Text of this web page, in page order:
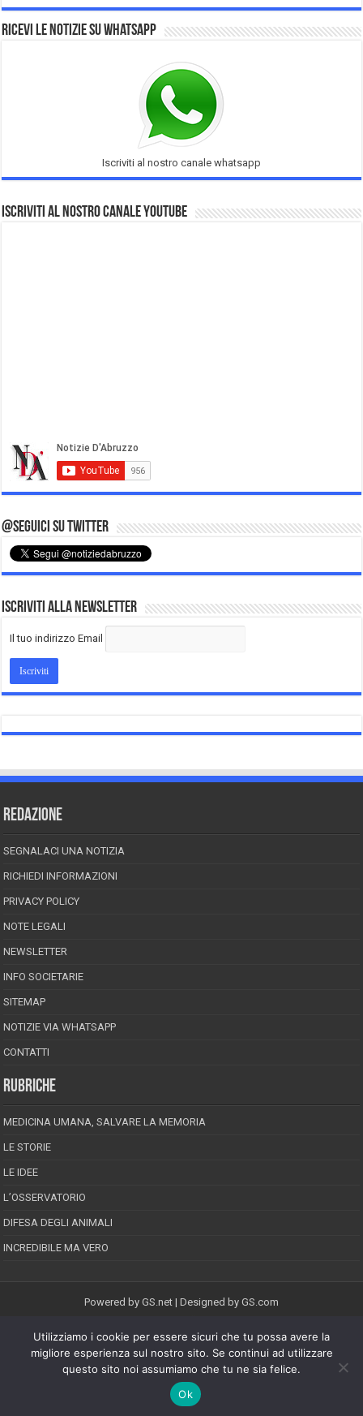
Ricevi le notizie su Whatsapp
Iscriviti al nostro canale whatsapp
Iscriviti al nostro Canale Youtube
@Seguici su Twitter
Iscriviti alla Newsletter
Il tuo indirizzo Email
REDAZIONE
SEGNALACI UNA NOTIZIA
RICHIEDI INFORMAZIONI
PRIVACY POLICY
NOTE LEGALI
NEWSLETTER
INFO SOCIETARIE
SITEMAP
NOTIZIE VIA WHATSAPP
CONTATTI
RUBRICHE
MEDICINA UMANA, SALVARE LA MEMORIA
LE STORIE
LE IDEE
L’OSSERVATORIO
DIFESA DEGLI ANIMALI
INCREDIBILE MA VERO
Powered by GS.net | Designed by GS.com
EPINEION EDITRICE S.R.L.P.Iva 02008710689
Registrazione Tribunale di Pescara reg. speciale della stampa n.08/2012
Direttore responsabile: Maurizio Piccinino
Iscrizione al ROC n.22607
Riproduzione riservata © Copyright 2026, All Rights Reserved
Utilizziamo i cookie per essere sicuri che tu possa avere la
migliore esperienza sul nostro sito. Se continui ad utilizzare
questo sito noi assumiamo che tu ne sia felice.
Ok